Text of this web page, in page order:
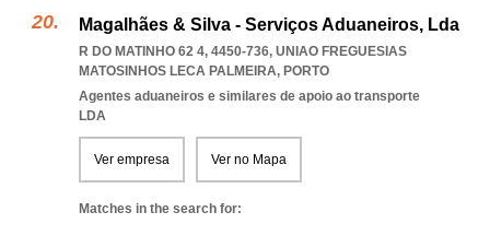
Magalhães & Silva - Serviços Aduaneiros, Lda
R DO MATINHO 62 4, 4450-736, UNIAO FREGUESIAS
MATOSINHOS LECA PALMEIRA, PORTO
Agentes aduaneiros e similares de apoio ao transporte
LDA
Ver empresa Ver no Mapa
Matches in the search for: